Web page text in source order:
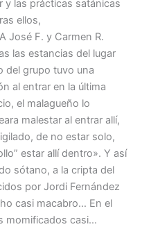
y las prácticas satánicas
ellos,
José F. y Carmen R.
las estancias del lugar
del grupo tuvo una
al entrar en la última
el malagueño lo
malestar al entrar allí,
de no estar solo,
estar allí dentro». Y así
sótano, a la cripta del
por Jordi Fernández
casi macabro… En el
momificados casi…